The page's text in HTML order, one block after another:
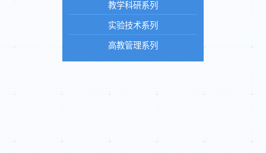
教学科研系列
实验技术系列
高教管理系列